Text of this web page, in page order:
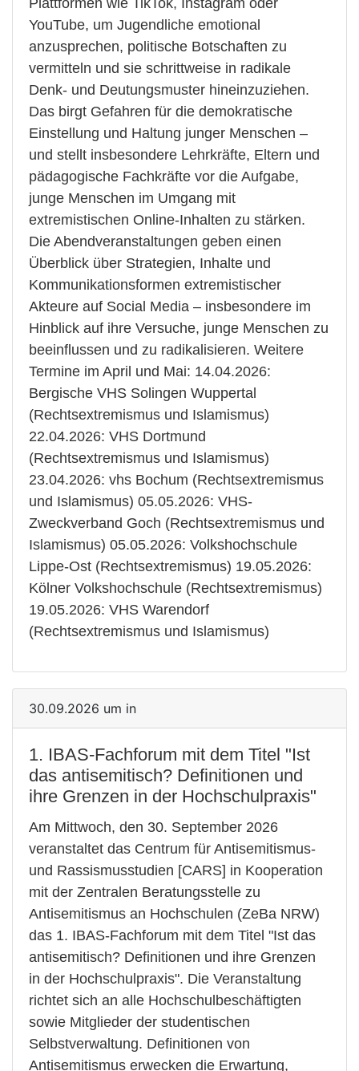
YouTube, um Jugendliche emotional
anzusprechen, politische Botschaften zu
vermitteln und sie schrittweise in radikale
Denk- und Deutungsmuster hineinzuziehen.
Das birgt Gefahren für die demokratische
Einstellung und Haltung junger Menschen –
und stellt insbesondere Lehrkräfte, Eltern und
pädagogische Fachkräfte vor die Aufgabe,
junge Menschen im Umgang mit
extremistischen Online-Inhalten zu stärken.
Die Abendveranstaltungen geben einen
Überblick über Strategien, Inhalte und
Kommunikationsformen extremistischer
Akteure auf Social Media – insbesondere im
Hinblick auf ihre Versuche, junge Menschen zu
beeinflussen und zu radikalisieren. Weitere
Termine im April und Mai: 14.04.2026:
Bergische VHS Solingen Wuppertal
(Rechtsextremismus und Islamismus)
22.04.2026: VHS Dortmund
(Rechtsextremismus und Islamismus)
23.04.2026: vhs Bochum (Rechtsextremismus
und Islamismus) 05.05.2026: VHS-
Zweckverband Goch (Rechtsextremismus und
Islamismus) 05.05.2026: Volkshochschule
Lippe-Ost (Rechtsextremismus) 19.05.2026:
Kölner Volkshochschule (Rechtsextremismus)
19.05.2026: VHS Warendorf
(Rechtsextremismus und Islamismus)
30.09.2026 um in
1. IBAS-Fachforum mit dem Titel "Ist
das antisemitisch? Definitionen und
ihre Grenzen in der Hochschulpraxis"
Am Mittwoch, den 30. September 2026
veranstaltet das Centrum für Antisemitismus-
und Rassismusstudien [CARS] in Kooperation
mit der Zentralen Beratungsstelle zu
Antisemitismus an Hochschulen (ZeBa NRW)
das 1. IBAS-Fachforum mit dem Titel "Ist das
antisemitisch? Definitionen und ihre Grenzen
in der Hochschulpraxis". Die Veranstaltung
richtet sich an alle Hochschulbeschäftigten
sowie Mitglieder der studentischen
Selbstverwaltung. Definitionen von
Antisemitismus erwecken die Erwartung,